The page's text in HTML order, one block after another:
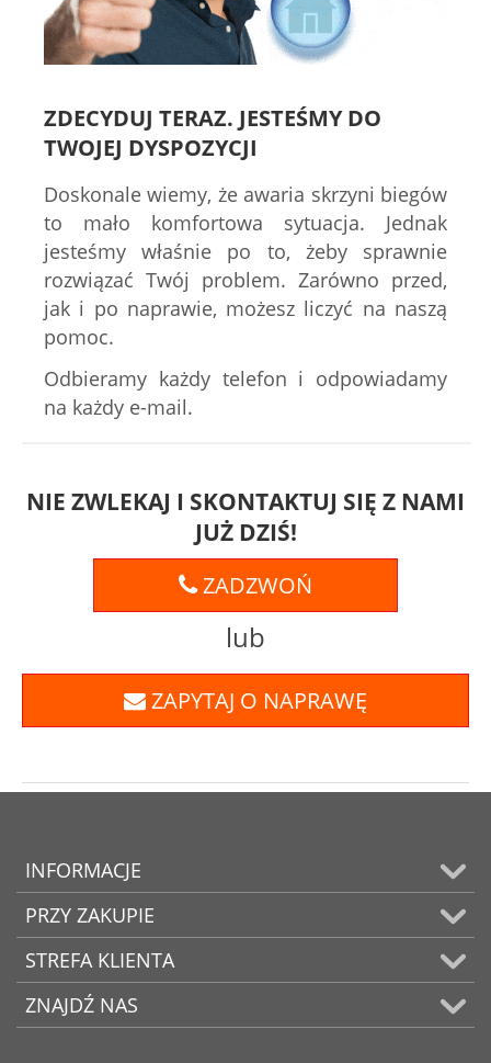
ZDECYDUJ TERAZ. JESTEŚMY DO
TWOJEJ DYSPOZYCJI
Doskonale wiemy, że awaria skrzyni biegów
to mało komfortowa sytuacja. Jednak
jesteśmy właśnie po to, żeby sprawnie
rozwiązać Twój problem. Zarówno przed,
jak i po naprawie, możesz liczyć na naszą
pomoc.
Odbieramy każdy telefon i odpowiadamy
na każdy e-mail.
NIE ZWLEKAJ I SKONTAKTUJ SIĘ Z NAMI
JUŻ DZIŚ!
ZADZWOŃ
lub
ZAPYTAJ O NAPRAWĘ
INFORMACJE
PRZY ZAKUPIE
STREFA KLIENTA
ZNAJDŹ NAS